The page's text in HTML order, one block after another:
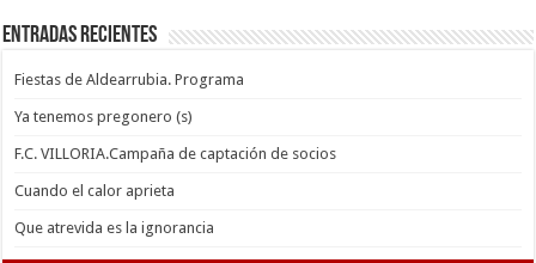
Entradas recientes
Fiestas de Aldearrubia. Programa
Ya tenemos pregonero (s)
F.C. VILLORIA.Campaña de captación de socios
Cuando el calor aprieta
Que atrevida es la ignorancia